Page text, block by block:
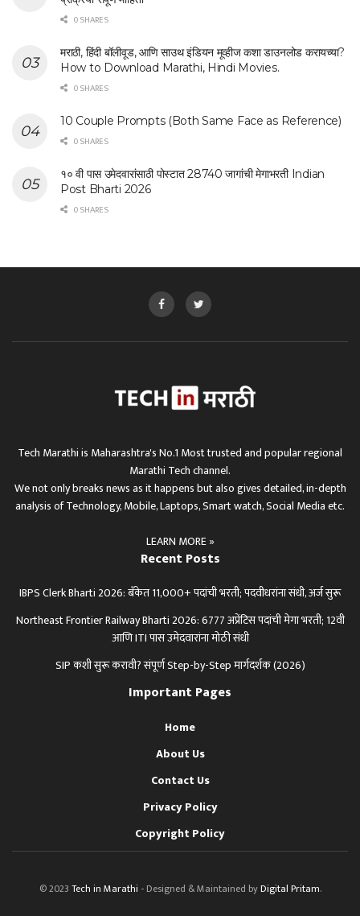
0 SHARES
मराठी, हिंदी बॉलीवूड, आणि साउथ इंडियन मूव्हीज कशा डाउनलोड करायच्या?
How to Download Marathi, Hindi Movies.
0 SHARES
10 Couple Prompts (Both Same Face as Reference)
0 SHARES
१० वी पास उमेदवारांसाठी पोस्टात 28740 जागांची मेगाभरती Indian
Post Bharti 2026
0 SHARES
Tech Marathi is Maharashtra's No.1 Most trusted and popular regional
Marathi Tech channel.
We not only breaks news as it happens but also gives detailed, in-depth
analysis of Technology, Mobile, Laptops, Smart watch, Social Media etc.
LEARN MORE »
Recent Posts
IBPS Clerk Bharti 2026: बँकेत 11,000+ पदांची भरती; पदवीधरांना संधी, अर्ज सुरू
Northeast Frontier Railway Bharti 2026: 6777 अप्रेंटिस पदांची मेगा भरती; 12वी
आणि ITI पास उमेदवारांना मोठी संधी
SIP कशी सुरू करावी? संपूर्ण Step-by-Step मार्गदर्शक (2026)
Important Pages
Home
About Us
Contact Us
Privacy Policy
Copyright Policy
© 2023 Tech in Marathi - Designed & Maintained byDigital Pritam.